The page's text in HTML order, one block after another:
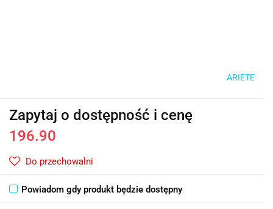
ARIETE
Zapytaj o dostępność i cenę
196.90
Do przechowalni
Powiadom gdy produkt będzie dostępny